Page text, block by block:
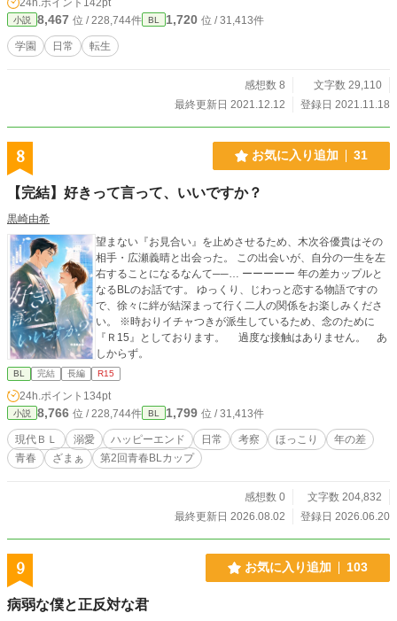
24h.ポイント 142pt
小説 8,467 位 / 228,744件 BL 1,720 位 / 31,413件
学園 日常 転生
感想数 8
文字数 29,110
最終更新日 2021.12.12
登録日 2021.11.18
8 お気に入り追加 31
【完結】好きって言って、いいですか？
黒崎由希
望まない『お見合い』を止めさせるため、木次谷優貴はその
相手・広瀬義晴と出会った。 この出会いが、自分の一生を左
右することになるなんて──… ーーーーー 年の差カップルと
なるBLのお話です。 ゆっくり、じわっと恋する物語ですの
で、徐々に絆が結深まって行く二人の関係をお楽しみくださ
い。 ※時おりイチャつきが派生しているため、念のために
『Ｒ15』としております。 過度な接触はありません。 あ
しからず。
BL 完結 長編 R15
24h.ポイント 134pt
小説 8,766 位 / 228,744件 BL 1,799 位 / 31,413件
現代ＢＬ 溺愛 ハッピーエンド 日常 考察 ほっこり
年の差
青春
ざまぁ 第2回青春BLカップ
感想数 0
文字数 204,832
最終更新日 2026.08.02
登録日 2026.06.20
9 お気に入り追加 103
病弱な僕と正反対な君